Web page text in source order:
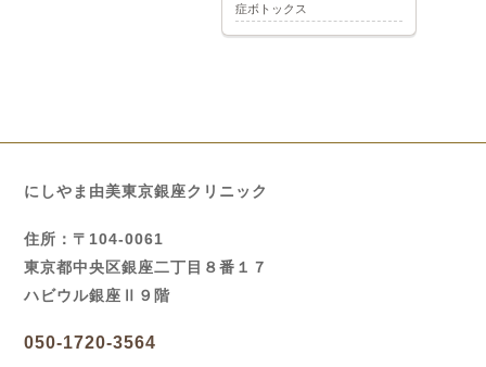
症ボトックス
にしやま由美東京銀座クリニック
住所：〒104-0061
東京都中央区銀座二丁目８番１７
ハビウル銀座Ⅱ９階
050-1720-3564